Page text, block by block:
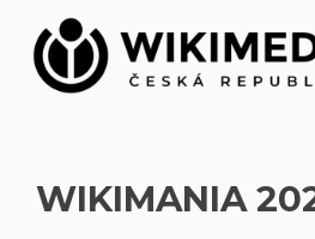
Přeskočit
obsah
WIKIMANIA